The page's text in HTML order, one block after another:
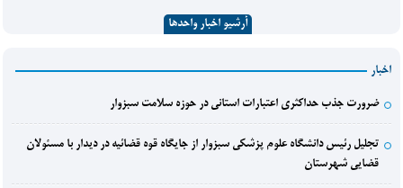
آرشیو اخبار واحدها
اخبار
ضرورت جذب حداکثری اعتبارات استانی در حوزه سلامت سبزوار
تجلیل رئیس دانشگاه علوم پزشکی سبزوار از جایگاه قوه قضائیه در دیدار با مسئولان
قضایی شهرستان